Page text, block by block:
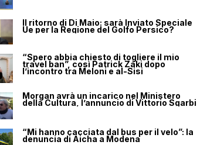
Il ritorno di Di Maio: sarà Inviato Speciale
Ue per la Regione del Golfo Persico?
“Spero abbia chiesto di togliere il mio
travel ban”, così Patrick Zaki dopo
l’incontro tra Meloni e al-Sisi
Morgan avrà un incarico nel Ministero
della Cultura, l’annuncio di Vittorio Sgarbi
“Mi hanno cacciata dal bus per il velo”: la
denuncia di Aicha a Modena